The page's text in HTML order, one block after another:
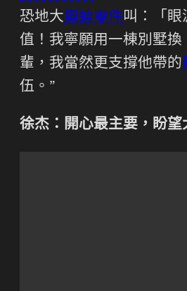
恐地大奧迪零件叫：「眼
值！我寧願用一棟別墅換
輩，我當然更支撐他帶的
伍。”
徐杰：開心最主要，盼望